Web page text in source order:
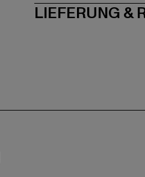
LIEFERUNG &